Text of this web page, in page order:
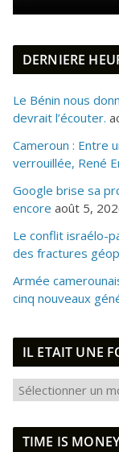
DERNIERE
Le Bénin nous
devrait l’écouter.
Cameroun : Entre
verrouillée, René
Google brise sa
encore août 5,
Le conflit israélo-
des fractures
Armée
cinq nouveaux
IL ETAIT UNE
E
TIME IS